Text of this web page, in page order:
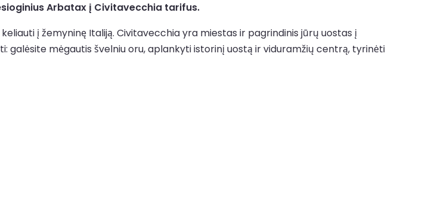
Arbatax į Civitavecchia tarifus.
į žemyninę Italiją. Civitavecchia yra miestas ir pagrindinis jūrų uostas į
galėsite mėgautis švelniu oru, aplankyti istorinį uostą ir viduramžių centrą, tyrinėti